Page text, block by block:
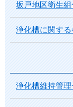
坂戸地区衛生
浄化槽に関す
浄化槽維持管